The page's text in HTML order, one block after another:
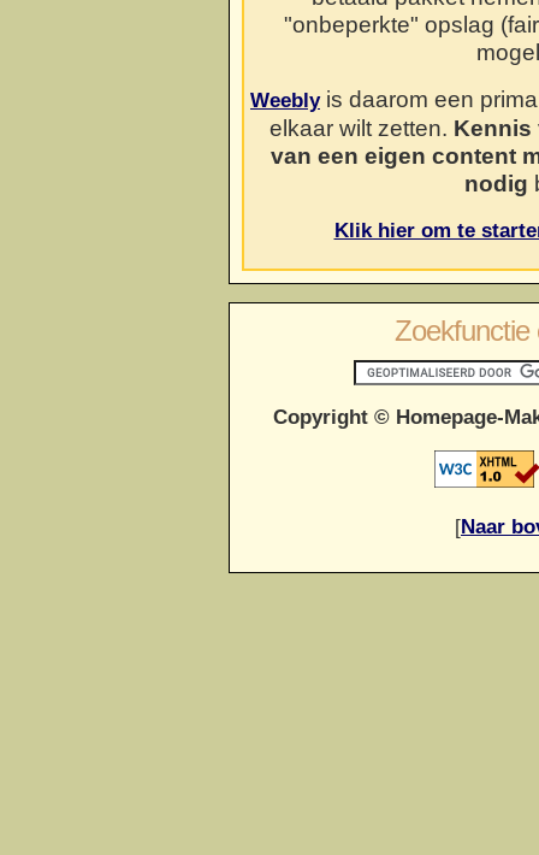
"onbeperkte" opslag
Weeblyis daarom een
elkaar wilt zetten. Kennis
van een eigen content
nodig
Klik hier om te
Zoekfunctie
Copyright © Homepage-
[Naar